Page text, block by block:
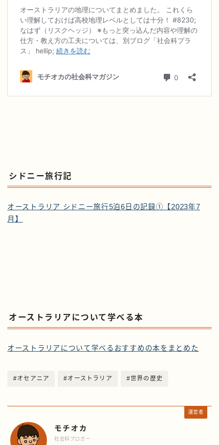
シドニー旅行記
オーストラリア シドニー旅行5泊6日の記録①【2023年7
月】
オーストラリアについて学べる本
オーストラリアについて学べるおすすめの本をまとめた
#オセアニア #オーストラリア #世界の歴史
運営者
モチオカ
社会科ブロガー